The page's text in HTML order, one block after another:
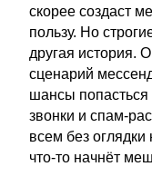
скорее создаст
пользу. Но
другая история.
сценарий
шансы
звонки и спам-
всем без
что-то начнёт